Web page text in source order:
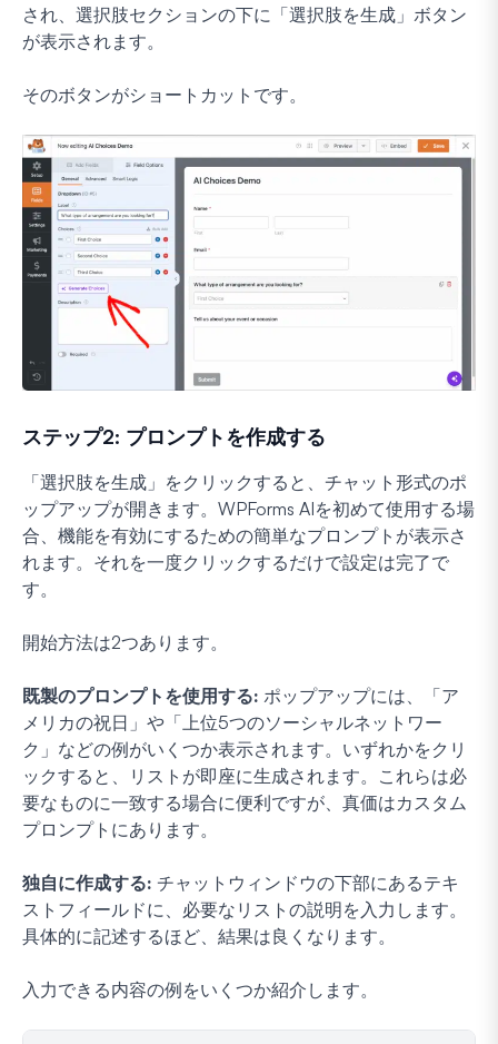
され、選択肢セクションの下に「選択肢を生成」ボタン
が表示されます。
そのボタンがショートカットです。
ステップ2: プロンプトを作成する
「選択肢を生成」をクリックすると、チャット形式のポ
ップアップが開きます。WPForms AIを初めて使用する場
合、機能を有効にするための簡単なプロンプトが表示さ
れます。それを一度クリックするだけで設定は完了で
す。
開始方法は2つあります。
既製のプロンプトを使用する: ポップアップには、「ア
メリカの祝日」や「上位5つのソーシャルネットワー
ク」などの例がいくつか表示されます。いずれかをクリ
ックすると、リストが即座に生成されます。これらは必
要なものに一致する場合に便利ですが、真価はカスタム
プロンプトにあります。
独自に作成する: チャットウィンドウの下部にあるテキ
ストフィールドに、必要なリストの説明を入力します。
具体的に記述するほど、結果は良くなります。
入力できる内容の例をいくつか紹介します。